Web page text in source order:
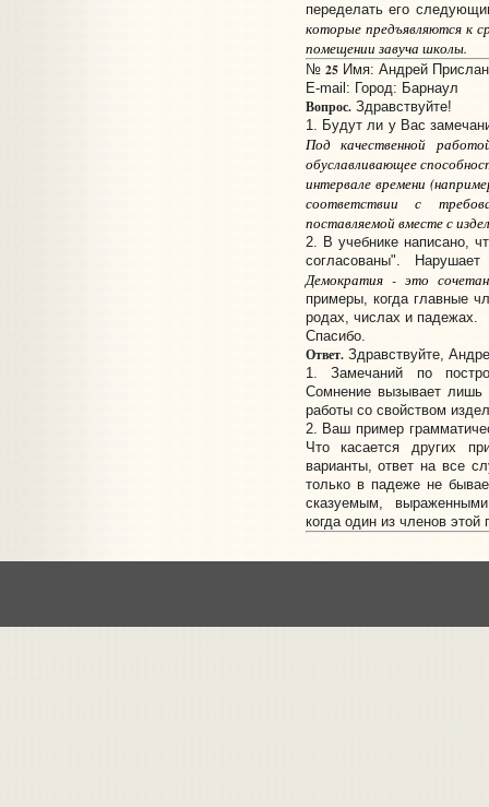
переделать его
которые предъявляются к
помещении завуча школы.
№ 25Имя: Андрей
E-mail: Город: Барнаул
Вопрос.Здравствуйте!
1. Будут ли у Вас
Под качественной
обуславливающее
интервале времени
соответствии с
поставляемой вместе с
2. В учебнике написано,
согласованы".
Демократия - это
примеры, когда главные
родах, числах и падежах.
Спасибо.
Ответ.Здравствуйте,
1. Замечаний по
Сомнение вызывает лишь
работы со свойством
2. Ваш пример
Что касается других
варианты, ответ на все
только в падеже не
сказуемым,
когда один из членов